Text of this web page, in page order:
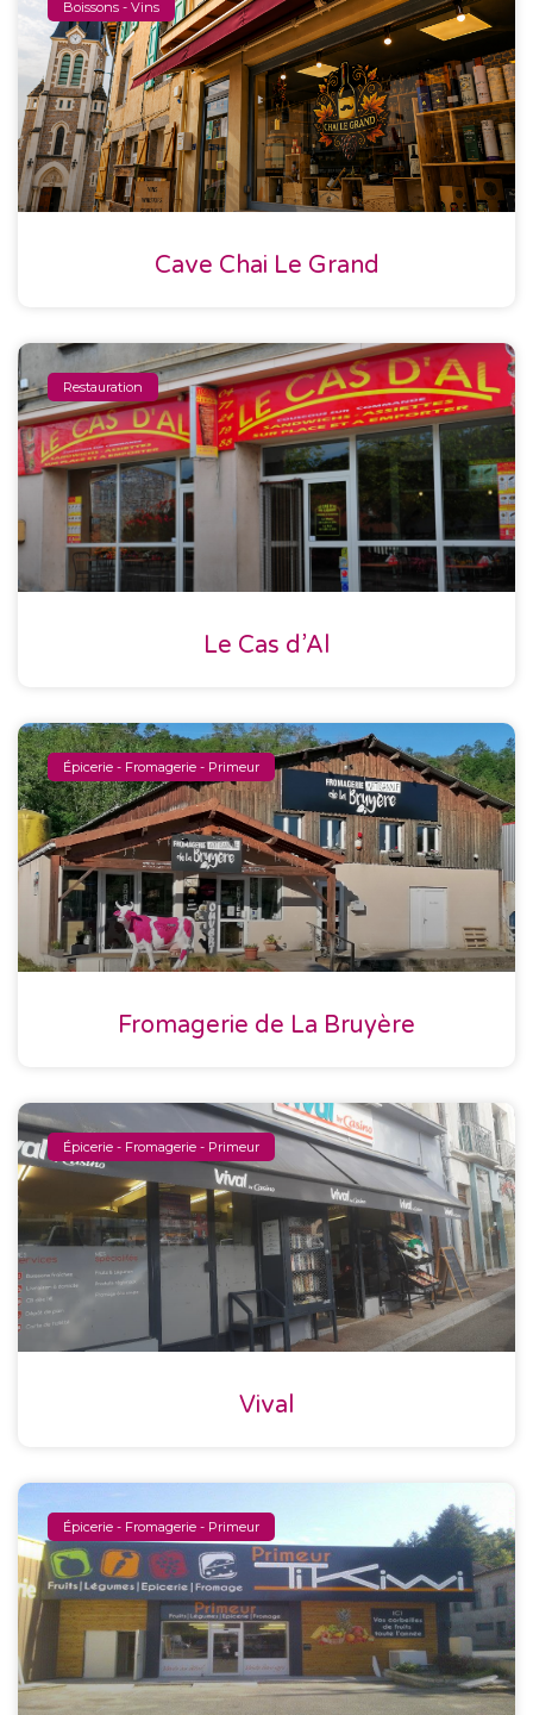
Boissons - Vins
Cave Chai Le Grand
Restauration
Le Cas d’Al
Épicerie - Fromagerie - Primeur
Fromagerie de La Bruyère
Épicerie - Fromagerie - Primeur
Vival
Épicerie - Fromagerie - Primeur